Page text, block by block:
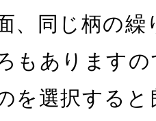
、同じ柄の繰
もあります
を選択すると